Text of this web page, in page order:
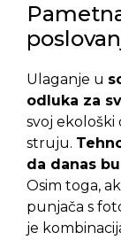
Ulaganje u
odluka za
svoj ekološki
struju.
da danas
Osim toga,
punjača s
je